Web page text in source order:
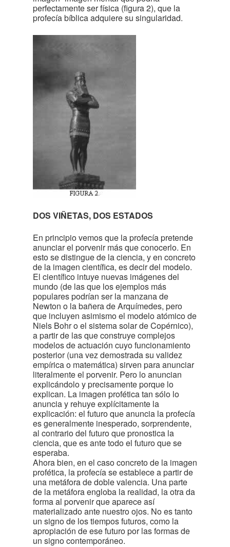
perfectamente ser física (figura 2), que la
profecía bíblica adquiere su singularidad.
DOS VIÑETAS, DOS ESTADOS
En principio vemos que la profecía pretende
anunciar el porvenir más que conocerlo. En
esto se distingue de la ciencia, y en concreto
de la imagen científica, es decir del modelo.
El científico intuye nuevas imágenes del
mundo (de las que los ejemplos más
populares podrían ser la manzana de
Newton o la bañera de Arquímedes, pero
que incluyen asimismo el modelo atómico de
Niels Bohr o el sistema solar de Copérnico),
a partir de las que construye complejos
modelos de actuación cuyo funcionamiento
posterior (una vez demostrada su validez
empírica o matemática) sirven para anunciar
literalmente el porvenir. Pero lo anuncian
explicándolo y precisamente porque lo
explican. La imagen profética tan sólo lo
anuncia y rehuye explícitamente la
explicación: el futuro que anuncia la profecía
es generalmente inesperado, sorprendente,
al contrario del futuro que pronostica la
ciencia, que es ante todo el futuro que se
esperaba.
Ahora bien, en el caso concreto de la imagen
profética, la profecía se establece a partir de
una metáfora de doble valencia. Una parte
de la metáfora engloba la realidad, la otra da
forma al porvenir que aparece así
materializado ante nuestro ojos. No es tanto
un signo de los tiempos futuros, como la
apropiación de ese futuro por las formas de
un signo contemporáneo.